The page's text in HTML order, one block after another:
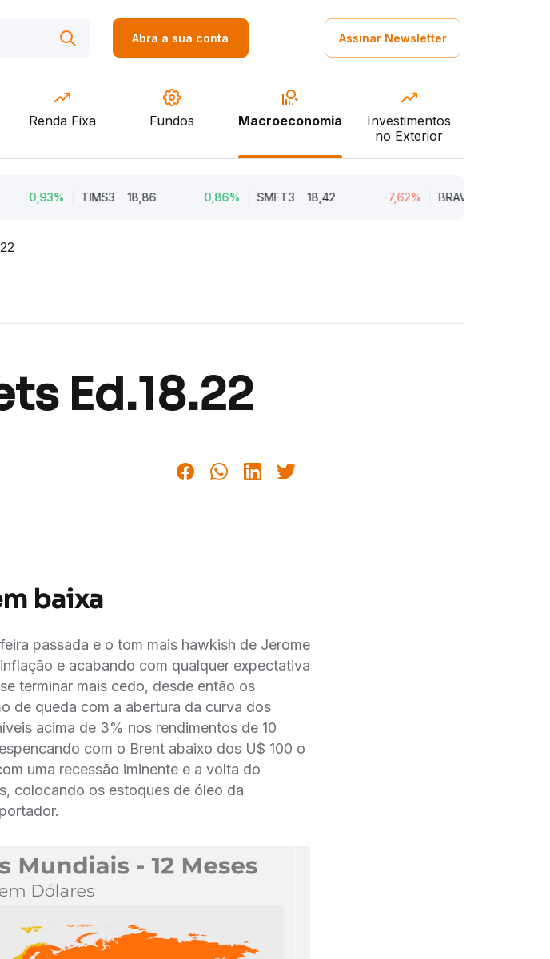
Abra a sua conta Assinar Newsletter
Renda Fixa Fundos Macroeconomia
Investimentos
no Exterior
TIMS3 18,86 SMFT3 18,42 -7,62% BRAV3 18,45
Ed.18.22
baixa
passada e o tom mais hawkish de Jerome
e acabando com qualquer expectativa
terminar mais cedo, desde então os
de queda com a abertura da curva dos
acima de 3% nos rendimentos de 10
com o Brent abaixo dos U$ 100 o
uma recessão iminente e a volta do
colocando os estoques de óleo da